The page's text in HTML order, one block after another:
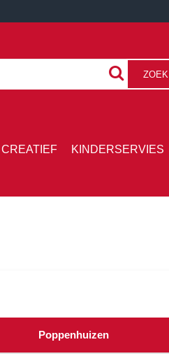
ZOEK
KINDERSERVIES
Poppenhuizen